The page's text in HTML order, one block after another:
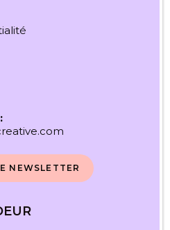
S’ouvre
votre
application
NEWSLETTER